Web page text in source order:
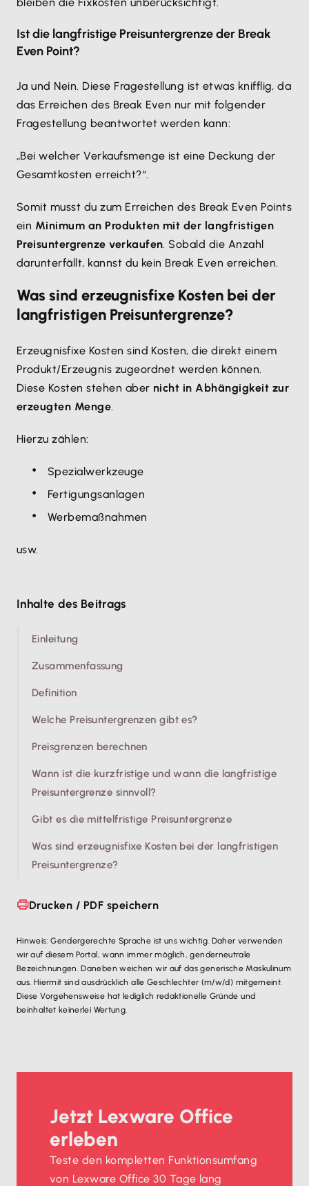
Ist die langfristige Preisuntergrenze der Break
Even Point?
Ja und Nein. Diese Fragestellung ist etwas knifflig, da
das Erreichen des Break Even nur mit folgender
Fragestellung beantwortet werden kann:
„Bei welcher Verkaufsmenge ist eine Deckung der
Gesamtkosten erreicht?“.
Somit musst du zum Erreichen des Break Even Points
ein Minimum an Produkten mit der langfristigen
Preisuntergrenze verkaufen. Sobald die Anzahl
darunterfällt, kannst du kein Break Even erreichen.
Was sind erzeugnisfixe Kosten bei der
langfristigen Preisuntergrenze?
Erzeugnisfixe Kosten sind Kosten, die direkt einem
Produkt/Erzeugnis zugeordnet werden können.
Diese Kosten stehen aber nicht in Abhängigkeit zur
erzeugten Menge.
Hierzu zählen:
Spezialwerkzeuge
Fertigungsanlagen
Werbemaßnahmen
usw.
Inhalte des Beitrags
Einleitung
Zusammenfassung
Definition
Welche Preisuntergrenzen gibt es?
Preisgrenzen berechnen
Wann ist die kurzfristige und wann die langfristige
Preisuntergrenze sinnvoll?
Gibt es die mittelfristige Preisuntergrenze
Was sind erzeugnisfixe Kosten bei der langfristigen
Preisuntergrenze?
Drucken / PDF speichern
Hinweis: Gendergerechte Sprache ist uns wichtig. Daher verwenden
wir auf diesem Portal, wann immer möglich, genderneutrale
Bezeichnungen. Daneben weichen wir auf das generische Maskulinum
aus. Hiermit sind ausdrücklich alle Geschlechter (m/w/d) mitgemeint.
Diese Vorgehensweise hat lediglich redaktionelle Gründe und
beinhaltet keinerlei Wertung.
Jetzt Lexware Office
erleben
Teste den kompletten Funktionsumfang
von Lexware Office 30 Tage lang